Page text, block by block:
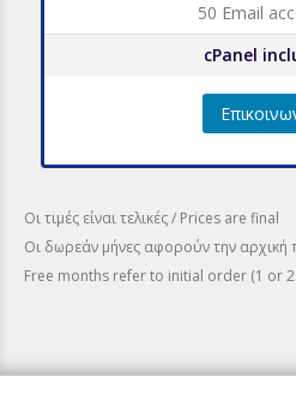
50 Email
cPanel
Οι τιμές είναι τελικές / Prices are final
Οι δωρεάν μήνες αφορούν την αρχική
Free months refer to initial order (1 or